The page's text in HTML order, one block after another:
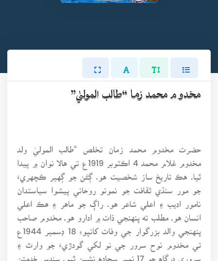
مخدو م محمد زما “طالب الموليٰ”
حضرت مخدوم محمد زمان تخلص “طالب الموليٰ ولد
مخدوم غلام محمد 4 اڪٽوبر 1919ع تي هالا نوان ۾ پيدا
ٿيا. هڪ تاريخ ساز شخصيت هو. ڳڻن جو ڳهير ڪچهريءَ
جو مور سنڌي ثقافت جو نمونو روحاني پيشوا سياستدان
نامور اديب ۽ اعلي شاعر هو. راڳ جو ماهر ۽ هڪ اعلي
انسان هو. مطلب ته پنهنجي ذات ۾ ادارو هو. مخدوم صاحب
تي مخدوم نوح سرور جي نو لکي گودڙيءَ جو وارث ۽
سروري درگاه جو 17 نمبر سجاده نشين ٿيو. سندس خدمتن